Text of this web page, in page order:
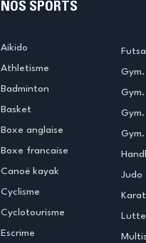
NOS SPORTS
Aikido
Athletisme
Badminton
Basket
Boxe anglaise
Boxe francaise
Canoë kayak
Cyclisme
Cyclotourisme
Escrime
Judo
Lutte